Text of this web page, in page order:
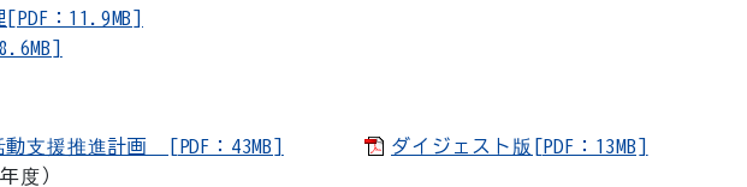
：11.9MB]
支援推進計画 [PDF：43MB]
ダイジェスト版[PDF：13MB]
度）